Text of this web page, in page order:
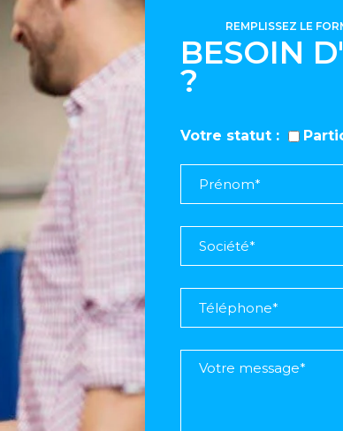
BESOIN
?
REMPLISSEZ LE
Votre statut